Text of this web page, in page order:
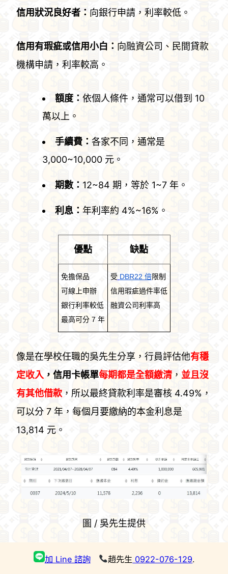
信用狀況良好者： 向銀行申請，利率較低。
信用有瑕疵或信用小白： 向融資公司、民間貸款
機構申請，利率較高。
額度： 依個人條件，通常可以借到 10
萬以上。
手續費： 各家不同，通常是
3,000~10,000 元。
期數： 12~84 期，等於 1~7 年。
利息： 年利率約 4%~16%。
優點 缺點
免擔保品
可線上申辦
銀行利率較低
最高可分 7 年
受 DBR22 倍限制
信用瑕疵過件率低
融資公司利率高
像是在學校任職的吳先生分享，行員評估他有穩
定收入 ，信用卡帳單每期都是全額繳清 ， 並且沒
有其他借款 ，所以最終貸款利率是審核 4.49%，
可以分 7 年，每個月要繳納的本金利息是
13,814 元。
圖 / 吳先生提供
房屋相關貸款
加 Line 諮詢 趙先生 0922-076-129.